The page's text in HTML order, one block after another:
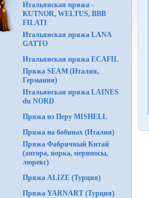
Итальянская пряжа -
KUTNOR, WELTUS, BBB
FILATI
Итальянская пряжа LANA
GATTO
Итальянская пряжа ECAFIL
Пряжа SEAM (Италия,
Германия)
Итальянская пряжа LAINES
du NORD
Пряжа из Перу MISHELL
Пряжа на бобинах (Италия)
Пряжа Фабричный Китай
(ангора, норка, мериносы,
люрекс)
Пряжа ALIZE (Турция)
Пряжа YARNART (Турция)